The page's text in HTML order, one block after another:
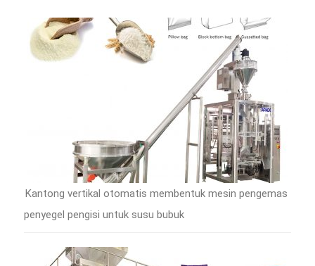
Kantong vertikal otomatis membentuk mesin pengemas
penyegel pengisi untuk susu bubuk